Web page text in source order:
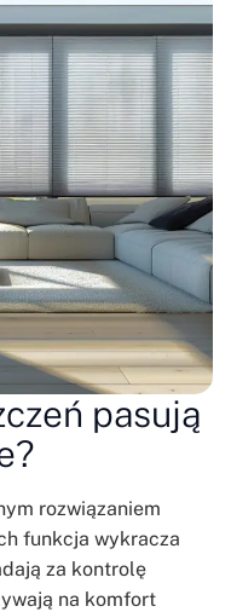
pasują
rozwiązaniem
funkcja wykracza
za kontrolę
na komfort